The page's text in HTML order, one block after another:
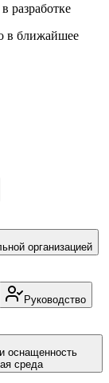
разработке
в ближайшее
организацией
Руководство
оснащенность
среда